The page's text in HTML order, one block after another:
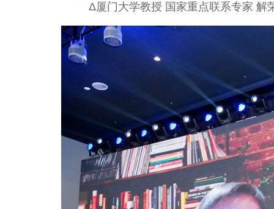
Δ厦门大学教授 国家重点联系专家 解